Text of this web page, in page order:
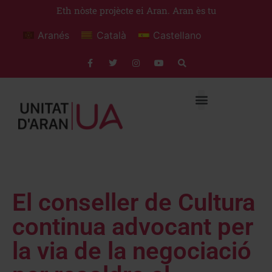
Eth nòste projècte ei Aran. Aran ès tu
Aranés Català Castellano
El conseller de Cultura
continua advocant per
la via de la negociació